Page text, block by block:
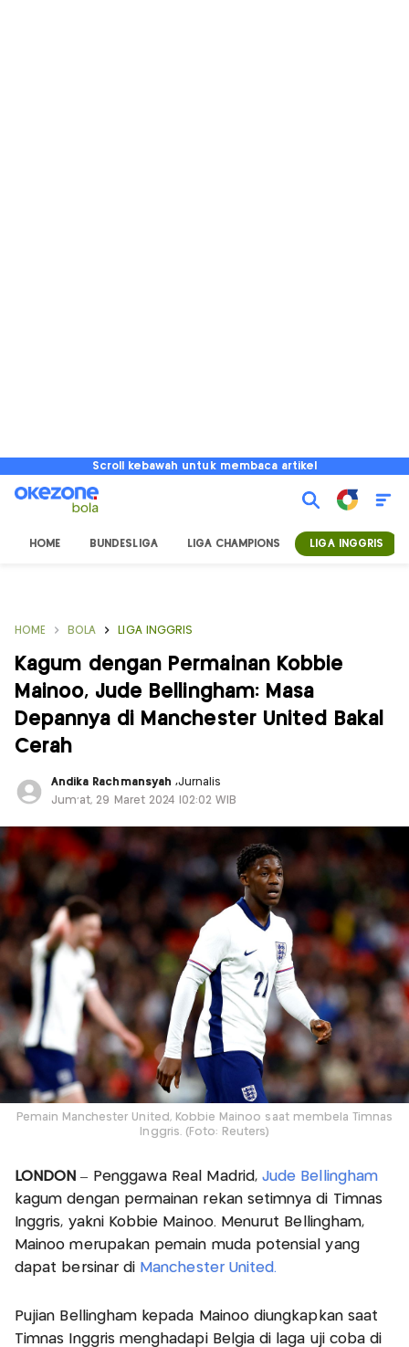
Scroll kebawah untuk membaca artikel
HOME BUNDESLIGA LIGA CHAMPIONS LIGA INGGRIS
HOME BOLA LIGA INGGRIS
Kagum dengan Permainan Kobbie
Mainoo, Jude Bellingham: Masa
Depannya di Manchester United Bakal
Cerah
Andika Rachmansyah ,Jurnalis
Jum'at, 29 Maret 2024 |02:02 WIB
Pemain Manchester United, Kobbie Mainoo saat membela Timnas
Inggris. (Foto: Reuters)
LONDON– Penggawa Real Madrid,Jude Bellingham
kagum dengan permainan rekan setimnya di Timnas
Inggris, yakni Kobbie Mainoo. Menurut Bellingham,
Mainoo merupakan pemain muda potensial yang
dapat bersinar di Manchester United.
Pujian Bellingham kepada Mainoo diungkapkan saat
Timnas Inggris menghadapi Belgia di laga uji coba di